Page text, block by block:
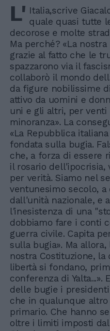
L' Italia,scrive
quale quasi tutte
decorose e molte
Ma perché? «La
grazie al fatto che le
spazzarono via il
collaborò il mondo
da figure nobilissime
attivo da uomini e
uni e gli altri, per
minoranza». La
«La Repubblica
fondata sulla bugia.
che, a forza di essere
il rosario dell'ipocrisia,
per verità. Siamo nel
ventunesimo secolo,
dall'unità nazionale, e
l'inesistenza di una
dobbiamo fare i conti
guerra civile. Capita
sulla bugia». Ma
nostra Costituzione, la
libertà si fondano,
conferenza di
delle bugie i
che in qualunque
primario. Che hanno
oltre i limiti imposti